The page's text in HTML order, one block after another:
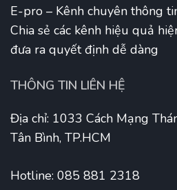
E-pro – Kênh chuyên thông
Chia sẻ các kênh hiệu quả
đưa ra quyết định dễ dàng
THÔNG TIN LIÊN HỆ
Địa chỉ: 1033 Cách Mạng
Tân Bình, TP.HCM
Hotline: 085 881 2318